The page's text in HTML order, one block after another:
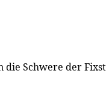
Schwere der